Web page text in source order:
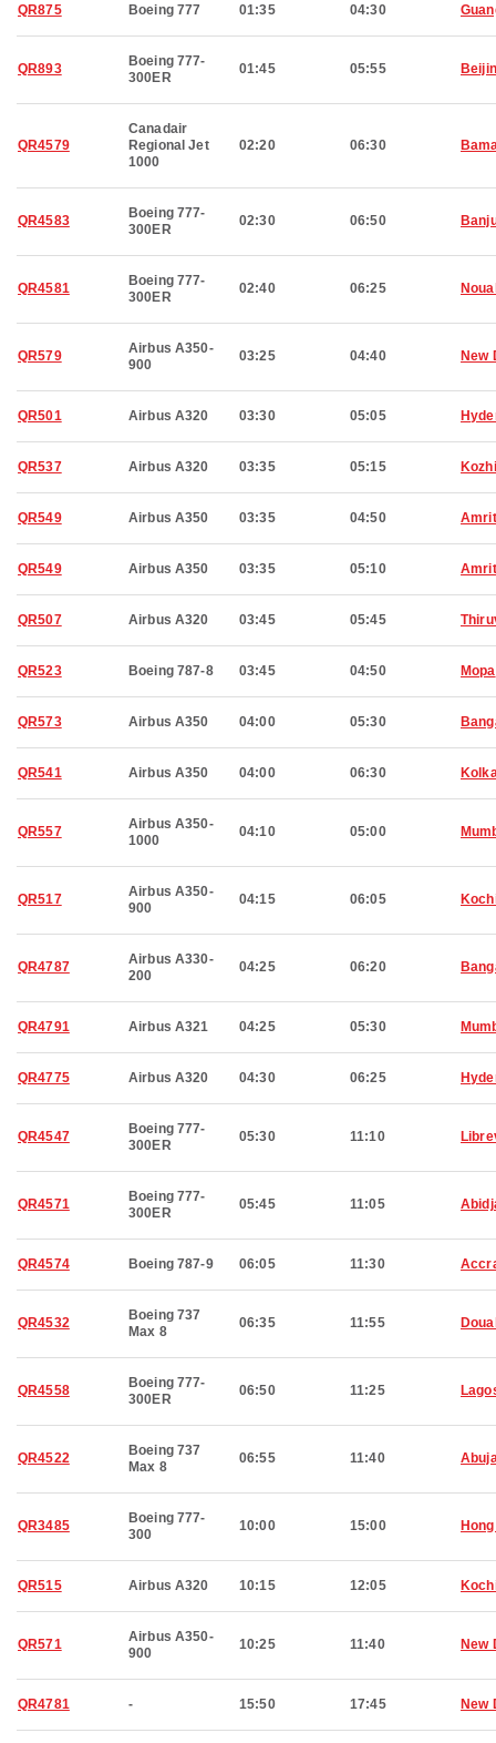
QR875 Boeing 777 01:35 04:30
QR893
Boeing 777-
300ER
01:45 05:55
QR4579
Canadair
Regional Jet
1000
02:20 06:30
QR4583
Boeing 777-
300ER
02:30 06:50
QR4581
Boeing 777-
300ER
02:40 06:25
QR579
Airbus A350-
900
03:25 04:40 New
QR501 Airbus A320 03:30 05:05
QR537 Airbus A320 03:35 05:15
QR549 Airbus A350 03:35 04:50
QR549 Airbus A350 03:35 05:10
QR507 Airbus A320 03:45 05:45
QR523 Boeing 787-8 03:45 04:50 Mopa
QR573 Airbus A350 04:00 05:30
QR541 Airbus A350 04:00 06:30
QR557
Airbus A350-
1000
04:10 05:00
QR517
Airbus A350-
900
04:15 06:05
QR4787
Airbus A330-
200
04:25 06:20
QR4791 Airbus A321 04:25 05:30
QR4775 Airbus A320 04:30 06:25
QR4547
Boeing 777-
300ER
05:30 11:10
QR4571
Boeing 777-
300ER
05:45 11:05
QR4574 Boeing 787-9 06:05 11:30
QR4532
Boeing 737
Max 8
06:35 11:55
QR4558
Boeing 777-
300ER
06:50 11:25
QR4522
Boeing 737
Max 8
06:55 11:40
QR3485
Boeing 777-
300
10:00 15:00
QR515 Airbus A320 10:15 12:05
QR571
Airbus A350-
900
10:25 11:40 New
QR4781 - 15:50 17:45 New